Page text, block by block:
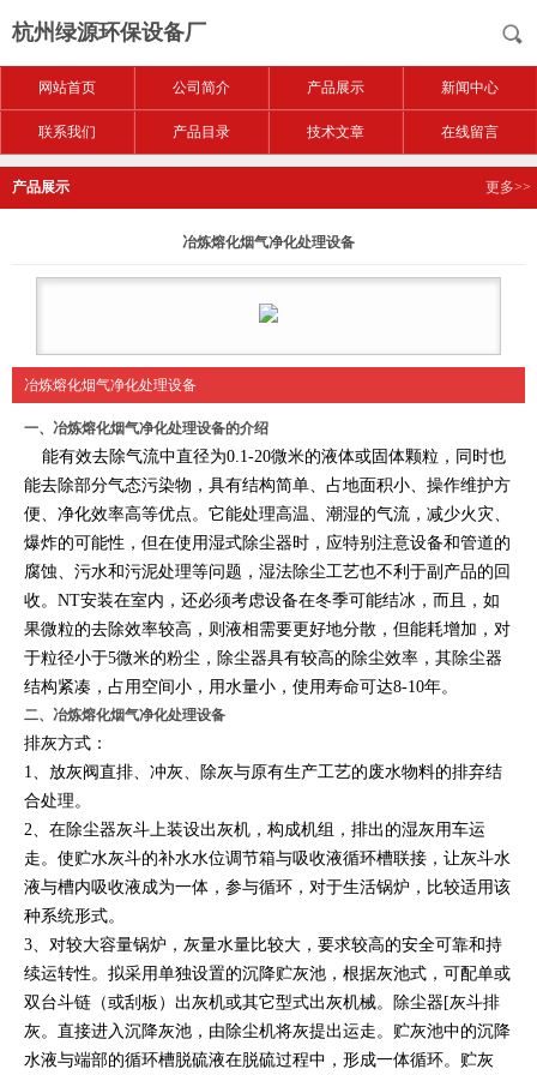
杭州绿源环保设备厂
网站首页 公司简介 产品展示 新闻中心
联系我们 产品目录 技术文章 在线留言
产品展示 更多>>
冶炼熔化烟气净化处理设备
冶炼熔化烟气净化处理设备
一、 冶炼熔化烟气净化处理设备​的介绍
能有效去除气流中直径为0.1-20微米的液体或固体颗粒，同时也
能去除部分气态污染物，具有结构简单、占地面积小、操作维护方
便、净化效率高等优点。它能处理高温、潮湿的气流，减少火灾、
爆炸的可能性，但在使用湿式除尘器时，应特别注意设备和管道的
腐蚀、污水和污泥处理等问题，湿法除尘工艺也不利于副产品的回
收。NT安装在室内，还必须考虑设备在冬季可能结冰，而且，如
果微粒的去除效率较高，则液相需要更好地分散，但能耗增加，对
于粒径小于5微米的粉尘，除尘器具有较高的除尘效率，其除尘器
结构紧凑，占用空间小，用水量小，使用寿命可达8-10年。
二、 冶炼熔化烟气净化处理设备
排灰方式：
1、放灰阀直排、冲灰、除灰与原有生产工艺的废水物料的排弃结
合处理。
2、在除尘器灰斗上装设出灰机，构成机组，排出的湿灰用车运
走。使贮水灰斗的补水水位调节箱与吸收液循环槽联接，让灰斗水
液与槽内吸收液成为一体，参与循环，对于生活锅炉，比较适用该
种系统形式。
3、对较大容量锅炉，灰量水量比较大，要求较高的安全可靠和持
续运转性。拟采用单独设置的沉降贮灰池，根据灰池式，可配单或
双台斗链（或刮板）出灰机或其它型式出灰机械。除尘器[灰斗排
灰。直接进入沉降灰池，由除尘机将灰提出运走。贮灰池中的沉降
水液与端部的循环槽脱硫液在脱硫过程中，形成一体循环。贮灰